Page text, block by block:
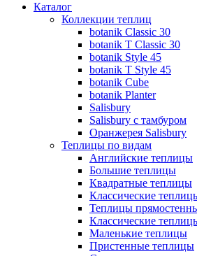
Каталог
Коллекции теплиц
botanik Classic 30
botanik T Classic 30
botanik Style 45
botanik Т Style 45
botanik Cube
botanik Planter
Salisbury
Salisbury с тамбуром
Оранжерея Salisbury
Теплицы по видам
Английские теплицы
Большие теплицы
Квадратные теплицы
Классические
Теплицы
Классические
Маленькие теплицы
Пристенные теплицы